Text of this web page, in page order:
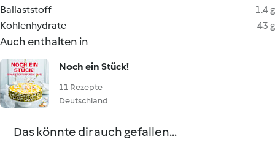
Ballaststoff
1.4 g
Kohlenhydrate
43 g
Auch enthalten in
Noch ein Stück!
11 Rezepte
Deutschland
Das könnte dir auch gefallen...